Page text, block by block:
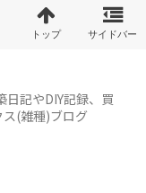
記やDIY記録、買
(雑種)ブログ